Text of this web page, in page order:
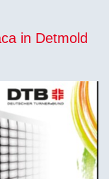
in Detmold